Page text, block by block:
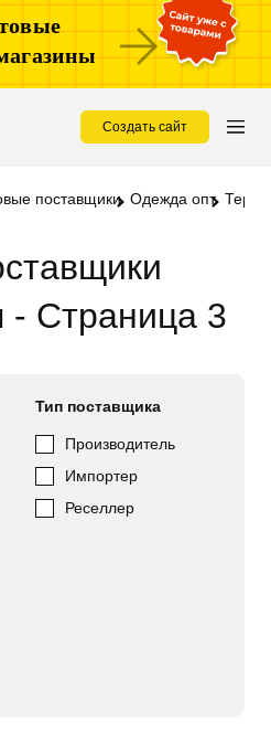
Создать сайт
поставщики Одежда опт
- Страница 3
Тип поставщика
Производитель
Импортер
Реселлер